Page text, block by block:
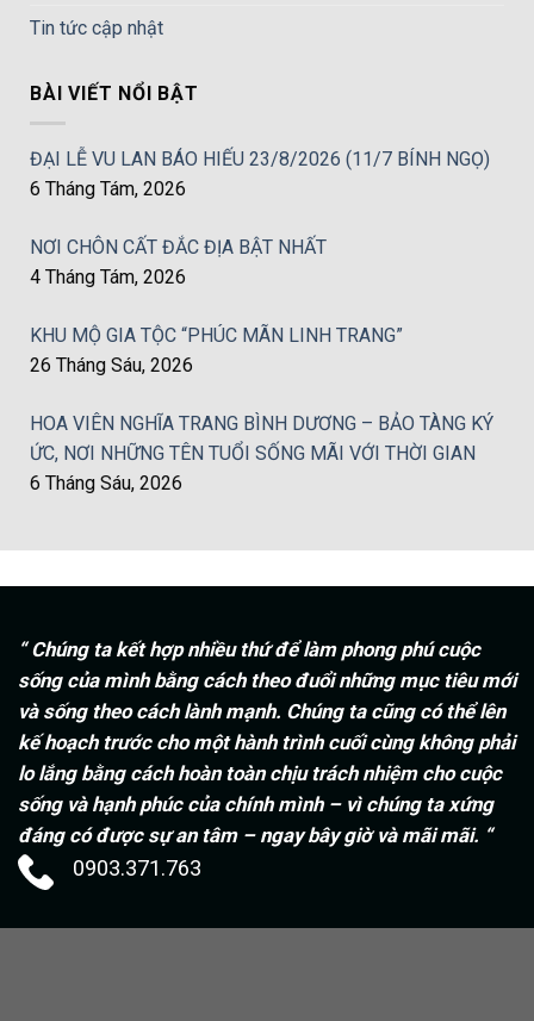
Tin tức cập nhật
BÀI VIẾT NỔI BẬT
ĐẠI LỄ VU LAN BÁO HIẾU 23/8/2026 (11/7 BÍNH NGỌ)
6 Tháng Tám, 2026
NƠI CHÔN CẤT ĐẮC ĐỊA BẬT NHẤT
4 Tháng Tám, 2026
KHU MỘ GIA TỘC “PHÚC MÃN LINH TRANG”
26 Tháng Sáu, 2026
HOA VIÊN NGHĨA TRANG BÌNH DƯƠNG – BẢO TÀNG KÝ
ỨC, NƠI NHỮNG TÊN TUỔI SỐNG MÃI VỚI THỜI GIAN
6 Tháng Sáu, 2026
“ Chúng ta kết hợp nhiều thứ để làm phong phú cuộc
sống của mình bằng cách theo đuổi những mục tiêu mới
và sống theo cách lành mạnh. Chúng ta cũng có thể lên
kế hoạch trước cho một hành trình cuối cùng không phải
lo lắng bằng cách hoàn toàn chịu trách nhiệm cho cuộc
sống và hạnh phúc của chính mình – vì chúng ta xứng
đáng có được sự an tâm – ngay bây giờ và mãi mãi. “
0903.371.763